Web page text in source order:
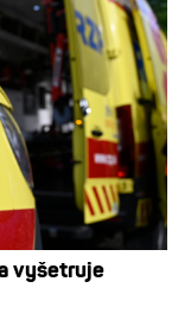
vyšetruje